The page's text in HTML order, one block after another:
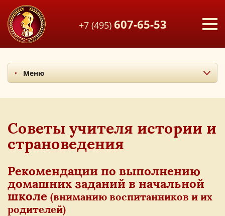
+7 (495) 607-65-53
Меню
Средняя школа
Советы родителям
Полупансион
Советы учителя истории и
страноведения
Рекомендации по выполнению
домашних заданий в начальной
школе (вниманию воспитанников и их
родителей)